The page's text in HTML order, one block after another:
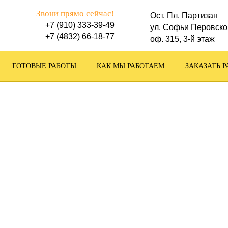
Звони прямо сейчас!
+7 (910) 333-39-49
+7 (4832) 66-18-77
Ост. Пл. Партизан
ул. Софьи
оф. 315, 3-й этаж
ГОТОВЫЕ РАБОТЫ КАК МЫ РАБОТАЕМ ЗАКАЗАТЬ